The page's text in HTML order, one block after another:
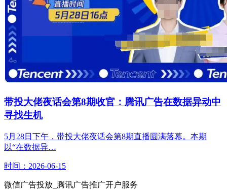
带投大佬夜话会第8期收官：腾讯广告在数据异动中
寻找生机
5月28日下午，带投大佬夜话会第8期直播圆满落幕。本期
以“在数据异…
时间：2026-06-15
微信广告投放_腾讯广告推广开户服务